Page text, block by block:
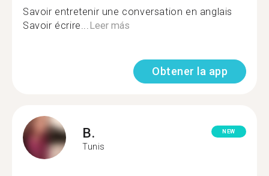
Savoir entretenir une conversation en anglais
Savoir écrire... Leer más
Obtener la app
B.
Tunis
NEW